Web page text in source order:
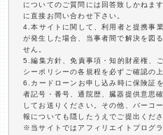
についてのご質問には回答致しかねま
に直接お問い合わせ下さい。
4.本サイトに関して、利用者と提携事
が発生した場合、当事者間で解決を図
せん。
5.編集方針、免責事項・知的財産権、
シーポリシーの各規程を必ずご確認の
6.カードローンお申し込み時に保険証
者記号・番号、通院歴、臓器提供意思
してお送りください。その他、バーコ
報についても隠したうえでご提出くださ
※当サイトではアフィリエイトプログ